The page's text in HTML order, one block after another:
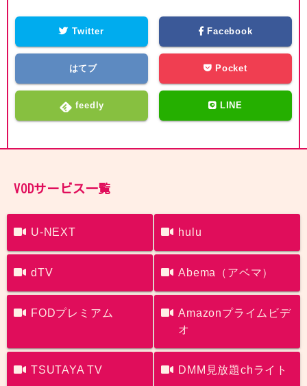
Twitter Facebook
はてブ Pocket
feedly LINE
VODサービス一覧
U-NEXT hulu
dTV Abema（アベマ）
FODプレミアム
Amazonプライムビデ
オ
TSUTAYA TV DMM見放題chライト